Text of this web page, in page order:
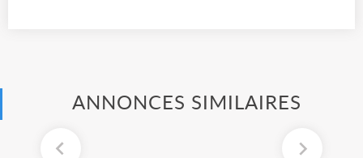
ANNONCES SIMILAIRES